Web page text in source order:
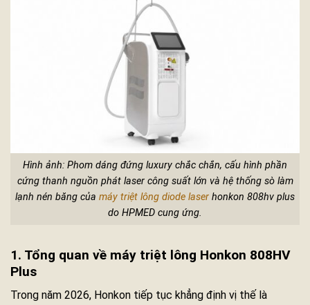
Hình ảnh: Phom dáng đứng luxury chắc chắn, cấu hình phần
cứng thanh nguồn phát laser công suất lớn và hệ thống sò làm
lạnh nén băng của máy triệt lông diode laser honkon 808hv plus
do HPMED cung ứng.
1. Tổng quan về máy triệt lông Honkon 808HV
Plus
Trong năm 2026, Honkon tiếp tục khẳng định vị thế là